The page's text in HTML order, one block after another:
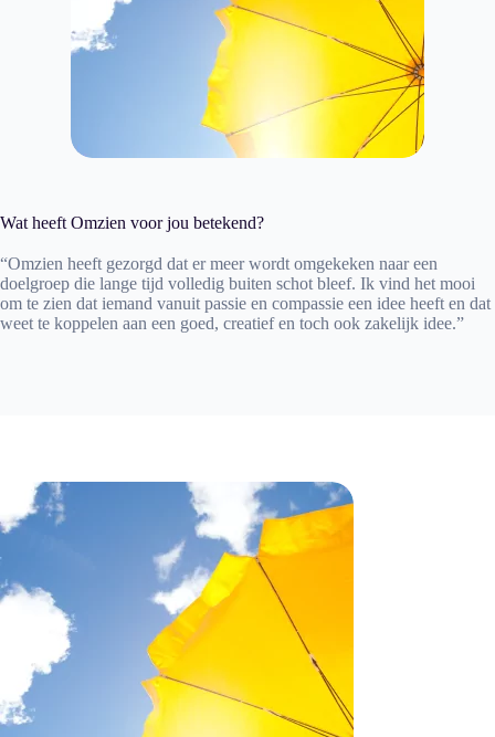
Wat heeft Omzien voor jou betekend?
“Omzien heeft gezorgd dat er meer wordt omgekeken naar een
doelgroep die lange tijd volledig buiten schot bleef. Ik vind het mooi
om te zien dat iemand vanuit passie en compassie een idee heeft en dat
weet te koppelen aan een goed, creatief en toch ook zakelijk idee.”